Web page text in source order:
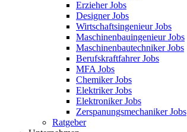
Erzieher Jobs
Designer Jobs
Wirtschaftsingenieur Jobs
Maschinenbauingenieur Jobs
Maschinenbautechniker Jobs
Berufskraftfahrer Jobs
MFA Jobs
Chemiker Jobs
Elektriker Jobs
Elektroniker Jobs
Zerspanungsmechaniker Jobs
Ratgeber